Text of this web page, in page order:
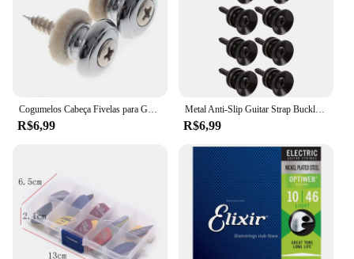
Cogumelos Cabeça Fivelas para Guitar Strap, Botões da cauda, Strap Locks, Nail Chrome, End Pin com Felt Spacer, Guitar Parts Acessórios, 2Pcs
R$6,99
Metal Anti-Slip Guitar Strap Buckle Pegs, Lock Pins, End Locking Parts, Ukulele Baixo Elétrico Acústico, 2-10Pcs
R$6,99